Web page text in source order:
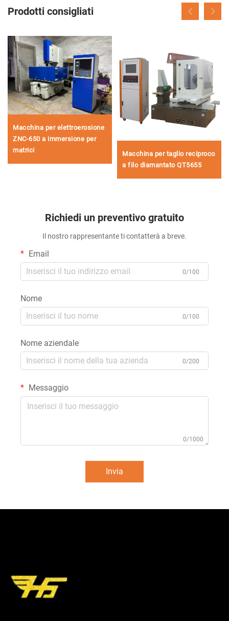
Prodotti consigliati
Macchina per elettroerosione
ZNC-650 a immersione per
matrici
Macchina per taglio reciproco
a filo diamantato QT5655
Richiedi un preventivo gratuito
Il nostro rappresentante ti contatterà a breve.
Email
0/100
Nome
0/100
Nome aziendale
0/200
Messaggio
0/1000
Invia